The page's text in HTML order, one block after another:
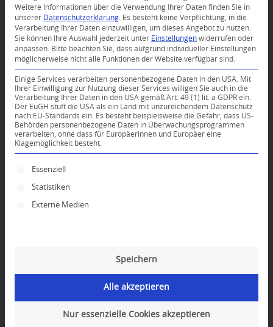
0
Dein Kommentar
An Diskussion beteiligen?
Hinterlassen Sie uns Ihren Kommentar!
Weitere Informationen über die Verwendung Ihrer Daten finden Sie in
unserer Datenschutzerklärung
Es besteht keine Verpflichtung, in die
Verarbeitung Ihrer Daten einzuwilligen, um dieses Angebot zu nutzen.
Sie können Ihre Auswahl jederzeit unter Einstellungen widerrufen oder
anpassen.
Bitte beachten Sie, dass aufgrund individueller Einstellungen
möglicherweise nicht alle Funktionen der Website verfügbar sind.
Einige Services verarbeiten personenbezogene Daten in den USA. Mit
Ihrer Einwilligung zur Nutzung dieser Services willigen Sie auch in die
Verarbeitung Ihrer Daten in den USA gemäß Art. 49 (1) lit. a GDPR ein.
Der EuGH stuft die USA als ein Land mit unzureichendem Datenschutz
nach EU-Standards ein. Es besteht beispielsweise die Gefahr, dass US-
Behörden personenbezogene Daten in Überwachungsprogrammen
verarbeiten, ohne dass für Europäerinnen und Europäer eine
Klagemöglichkeit besteht.
Es folgt eine Liste der Service-Gruppen, für die
Essenziell
Statistiken
Externe Medien
Speichern
Alle akzeptieren
Nur essenzielle Cookies akzeptieren